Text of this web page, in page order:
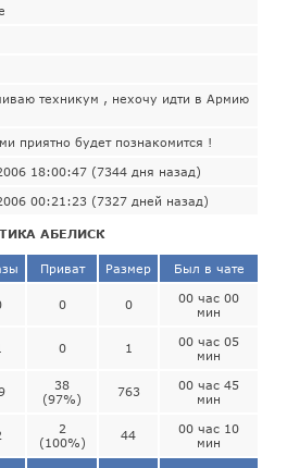
техникум , нехочу идти в Армию
приятно будет познакомится !
18:00:47 (7344 дня назад)
00:21:23 (7327 дней назад)
АБЕЛИСК
Приват Размер Был в чате
0 0
00 час 00
мин
0 1
00 час 05
мин
38
(97%)
763
00 час 45
мин
2
(100%)
44
00 час 10
мин